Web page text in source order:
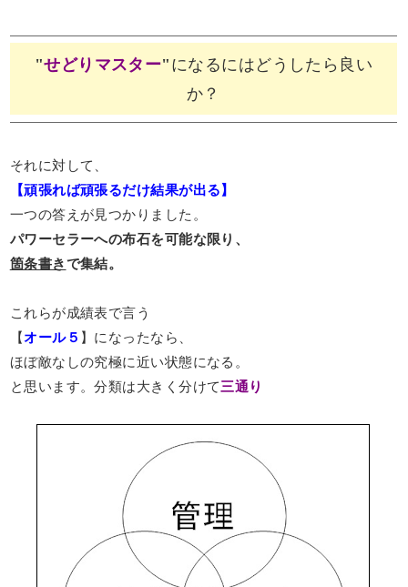
"せどりマスター" になるにはどうしたら良い
か？
それに対して、
【頑張れば頑張るだけ結果が出る】
一つの答えが見つかりました。
パワーセラーへの布石を可能な限り、
箇条書きで集結。
これらが成績表で言う
【オール５ 】になったなら、
ほぼ敵なしの究極に近い状態になる。
と思います。分類は大きく分けて三通り